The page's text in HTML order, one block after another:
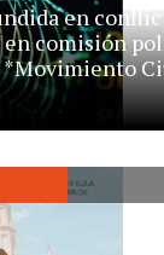
en
comisión
*Movimiento